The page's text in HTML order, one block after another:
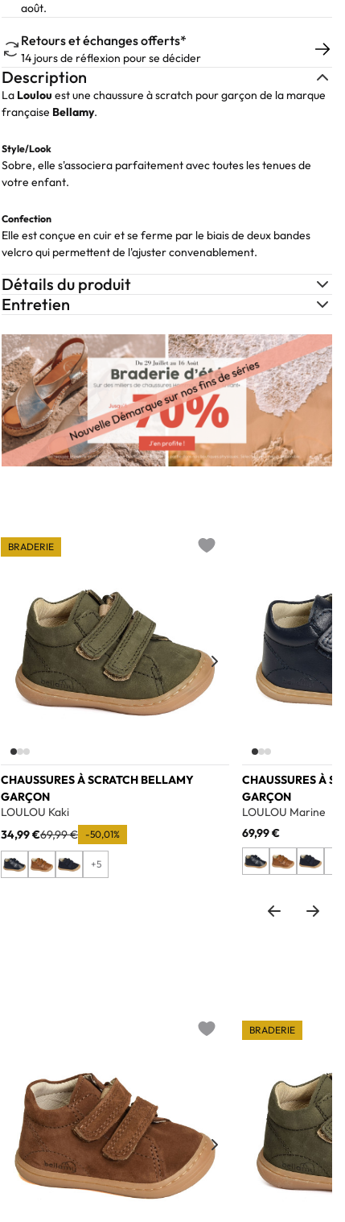
août.
Retours et échanges offerts*
14 jours de réflexion pour se décider
Description
La Loulou est une chaussure à scratch pour garçon de la marque
française Bellamy.
Style/Look
Sobre, elle s'associera parfaitement avec toutes les tenues de
votre enfant.
Confection
Elle est conçue en cuir et se ferme par le biais de deux bandes
velcro qui permettent de l'ajuster convenablement.
Détails du produit
Entretien
CHAUSSURES À SCRATCH BELLAMY
GARÇON
LOULOU Kaki
34,99 €69,99 € -50,01%
+5
BRADERIE
CHAUSSURES À
GARÇON
LOULOU Marine
69,99 €
BRADERIE